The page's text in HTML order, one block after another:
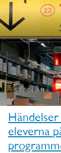
eleverna